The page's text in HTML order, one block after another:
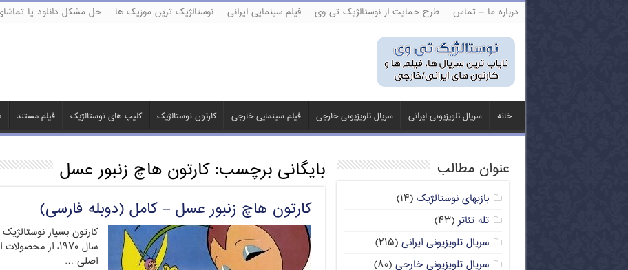
درباره ما – تماس طرح حمایت از نوستالژیک تی وی فیلم سینمایی ایرانی نوستالژیک ترین موزیک ها حل مشکل دانلود یا
خانه سریال تلویزیونی ایرانی سریال تلویزیونی خارجی فیلم سینمایی خارجی کارتون نوستالژیک کلیپ های نوستالژیک فیلم مستند
بایگانی برچسب:کارتون هاچ زنبور عسل
کارتون هاچ زنبور عسل – کامل (دوبله فارسی)
کارتون بسیار
اصلی …
عنوان مطالب
بازیهای نوستالژیک (۱۴)
تله تئاتر(۴۳)
سریال تلویزیونی ایرانی (۲۱۵)
سریال تلویزیونی خارجی (۸۰)